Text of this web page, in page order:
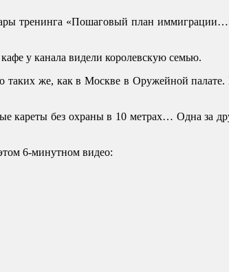
тренинга «Пошаговый план
у канала видели королевскую семью.
же, как в Москве в Оружейной
кареты без охраны в 10 метрах… Одна за
6-минутном видео: